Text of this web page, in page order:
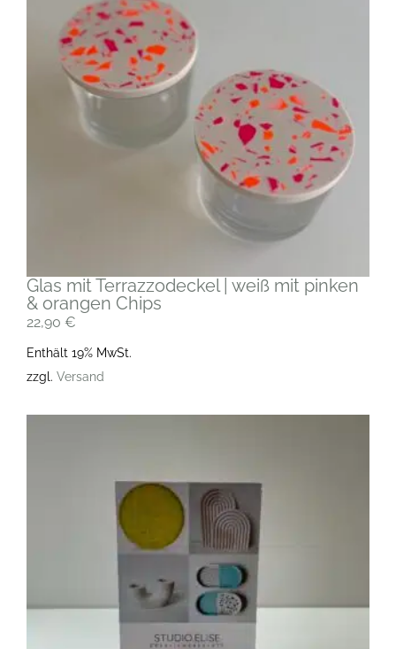
Glas mit Terrazzodeckel | weiß mit pinken
& orangen Chips
22,90 €
Enthält 19% MwSt.
zzgl. Versand